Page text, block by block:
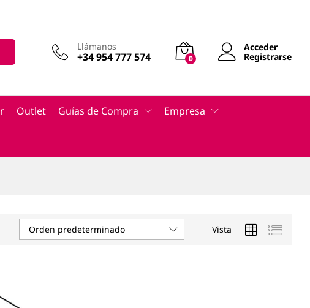
Llámanos
+34 954 777 574 0
Acceder
Registrarse
Outlet Guías de Compra Empresa
Vista
Orden predeterminado